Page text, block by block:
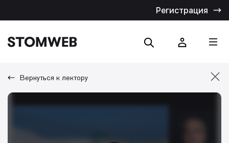
Регистрация
Вернуться к лектору
Отмена